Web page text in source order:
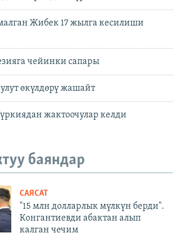
Жибек 17 жылга кесилиши
чейинки сапары
өкүлдөрү жашайт
жактоочулар келди
баяндар
САЯСАТ
"15 млн долларлык мүлкүн берди".
Конгантиевди абактан алып
калган чечим